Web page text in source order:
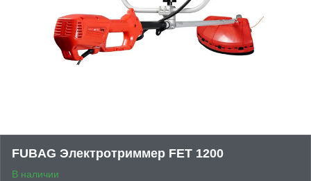
FUBAG Электротриммер FET 1200
В наличии